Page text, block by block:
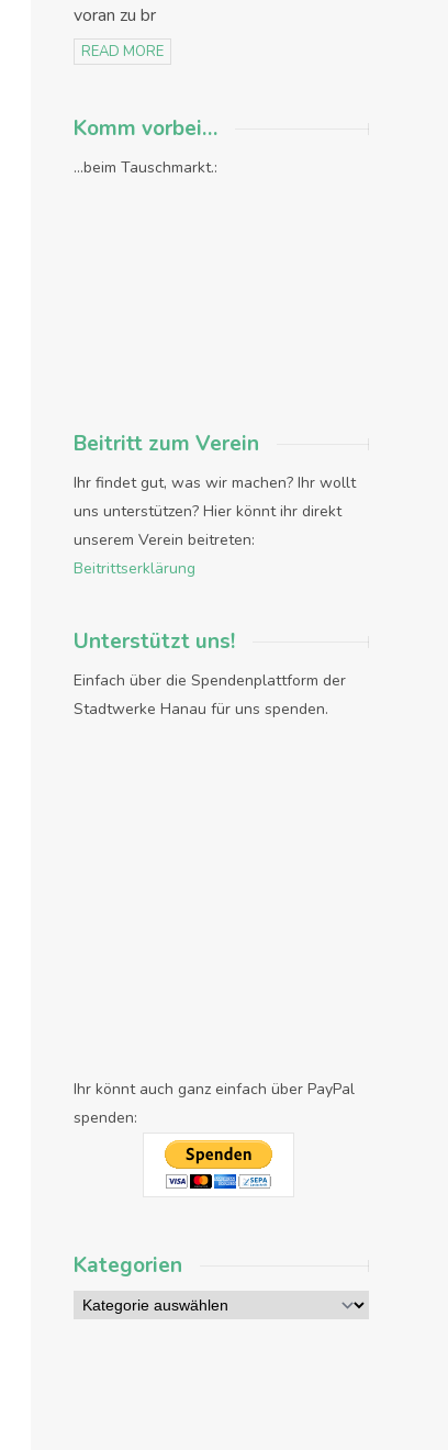
voran zu br
READ MORE
Komm vorbei…
...beim Tauschmarkt.:
Beitritt zum Verein
Ihr findet gut, was wir machen? Ihr wollt
uns unterstützen? Hier könnt ihr direkt
unserem Verein beitreten:
Beitrittserklärung
Unterstützt uns!
Einfach über die Spendenplattform der
Stadtwerke Hanau für uns spenden.
Ihr könnt auch ganz einfach über PayPal
spenden:
Kategorien